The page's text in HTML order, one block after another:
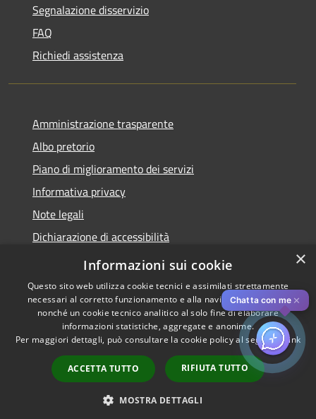
Segnalazione disservizio
FAQ
Richiedi assistenza
Amministrazione trasparente
Albo pretorio
Piano di miglioramento dei servizi
Informativa privacy
Note legali
Dichiarazione di accessibilità
Obiettivi di accessibilità per l'anno 2025
Accessibilità
Copyright © 2026 • Comune di
Rozzano • Powered by
Municipium•Accesso
redazione
Chatta con me ✕
×
Informazioni sui cookie
Questo sito web utilizza cookie tecnici e assimilati strettamente
necessari al corretto funzionamento e alla navigazione del sito,
nonché un cookie tecnico analitico al solo fine di elaborare
informazioni statistiche, aggregate e anonime.
Per maggiori dettagli, può consultare la cookie policy al seguente link
ACCETTA TUTTO RIFIUTA TUTTO
MOSTRA DETTAGLI